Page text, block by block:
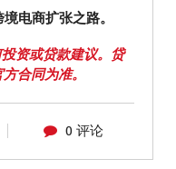
电商扩张之路。
资或贷款建议。贷
合同为准。
0 评论